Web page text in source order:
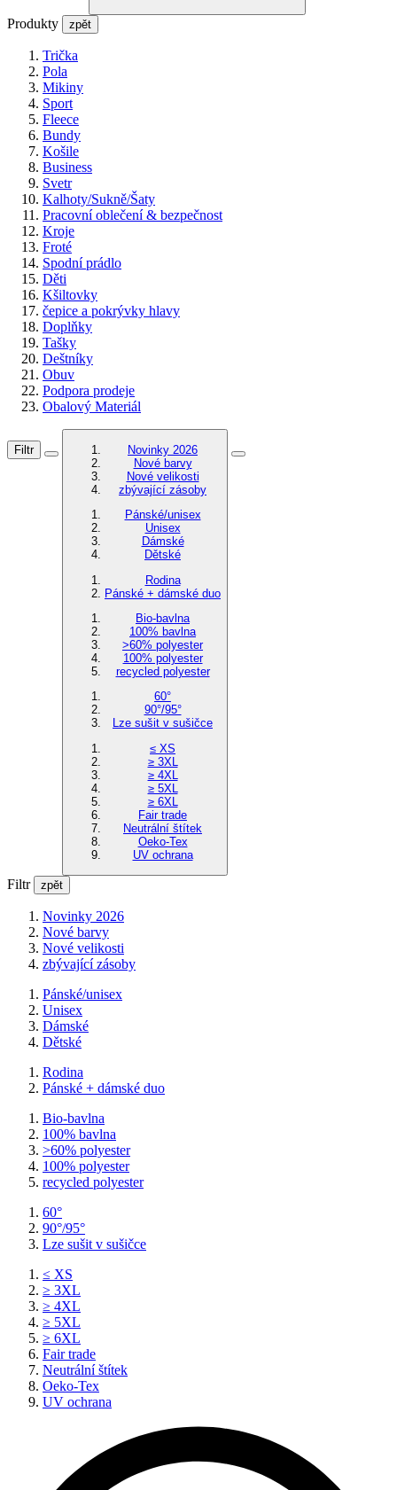
Produkty zpět
Trička
Pola
Mikiny
Sport
Fleece
Bundy
Košile
Business
Svetr
Kalhoty/Sukně/Šaty
Pracovní oblečení & bezpečnost
Kroje
Froté
Spodní prádlo
Děti
Kšiltovky
čepice a pokrývky hlavy
Doplňky
Tašky
Deštníky
Obuv
Podpora prodeje
Obalový Materiál
Filtr
Novinky 2026
Nové barvy
Nové velikosti
zbývající zásoby
Pánské/unisex
Unisex
Dámské
Dětské
Rodina
Pánské + dámské duo
Bio-bavlna
100% bavlna
>60% polyester
100% polyester
recycled polyester
60°
90°/95°
Lze sušit v sušičce
≤ XS
≥ 3XL
≥ 4XL
≥ 5XL
≥ 6XL
Fair trade
Neutrální štítek
Oeko-Tex
UV ochrana
Filtr zpět
Novinky 2026
Nové barvy
Nové velikosti
zbývající zásoby
Pánské/unisex
Unisex
Dámské
Dětské
Rodina
Pánské + dámské duo
Bio-bavlna
100% bavlna
>60% polyester
100% polyester
recycled polyester
60°
90°/95°
Lze sušit v sušičce
≤ XS
≥ 3XL
≥ 4XL
≥ 5XL
≥ 6XL
Fair trade
Neutrální štítek
Oeko-Tex
UV ochrana